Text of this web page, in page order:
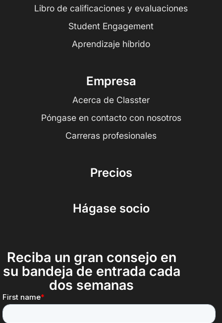
Libro de calificaciones y evaluaciones
Student Engagement
Aprendizaje híbrido
Empresa
Acerca de Classter
Póngase en contacto con nosotros
Carreras profesionales
Precios
Hágase socio
Reciba un gran consejo en
su bandeja de entrada cada
dos semanas